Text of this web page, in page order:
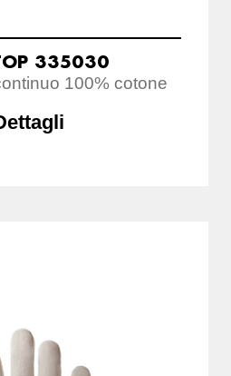
335030
100% cotone